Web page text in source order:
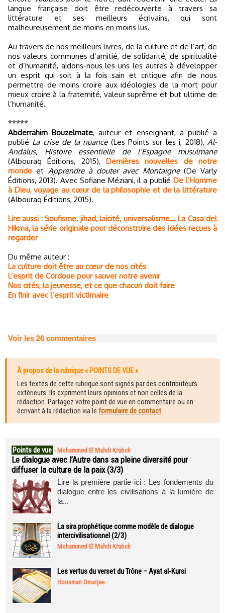
langue française doit être redécouverte à travers sa
littérature et ses meilleurs écrivains, qui sont
malheureusement de moins en moins lus.
Au travers de nos meilleurs livres, de la culture et de l’art, de
nos valeurs communes d’amitié, de solidarité, de spiritualité
et d’humanité, aidons-nous les uns les autres à développer
un esprit qui soit à la fois sain et critique afin de nous
permettre de moins croire aux idéologies de la mort pour
mieux croire à la fraternité, valeur suprême et but ultime de
l’humanité.
*****
Abderrahim Bouzelmate, auteur et enseignant, a publié a
publié La crise de la nuance(Les Points sur les i, 2018),Al-
Andalus, Histoire essentielle de l’Espagne musulmane
(Albouraq Éditions, 2015), Dernières nouvelles de notre
monde et Apprendre à douter avec Montaigne(De Varly
Éditions, 2013). Avec Sofiane Méziani, il a publiéDe l’Homme
à Dieu, voyage au cœur de la philosophie et de la littérature
(Albouraq Éditions, 2015).
Lire aussi : Soufisme, jihad, laïcité, universalisme... La Casa del
Hikma, la série originale pour déconstruire des idées reçues à
regarder
Du même auteur :
La culture doit être au cœur de nos cités
L’esprit de Cordoue pour sauver notre avenir
Nos cités, la jeunesse, et ce que chacun doit faire
En finir avec l’esprit victimaire
Voir les 26 commentaires
À propos de la rubrique « POINTS DE VUE »
Les textes de cette rubrique sont signés par des contributeurs
extérieurs. Ils expriment leurs opinions et non celles de la
rédaction. Partagez votre point de vue en commentaire ou en
écrivant à la rédaction via le formulaire de contact.
Points de vue - Mohammed El Mahdi Krabch
Le dialogue avec l’Autre dans sa pleine diversité pour
diffuser la culture de la paix (3/3)
Lire la première partie ici : Les fondements du
dialogue entre les civilisations à la lumière de
la...
La sira prophétique comme modèle de dialogue
intercivilisationnel (2/3)
Mohammed El Mahdi Krabch
Les vertus du verset du Trône – Ayat al-Kursi
Housman Omarjee